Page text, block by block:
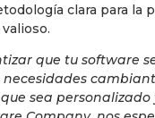
clara para la
que tu software
sea personalizado